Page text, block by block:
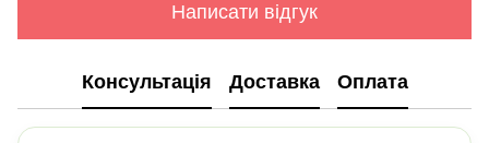
Написати відгук
Консультація Доставка Оплата